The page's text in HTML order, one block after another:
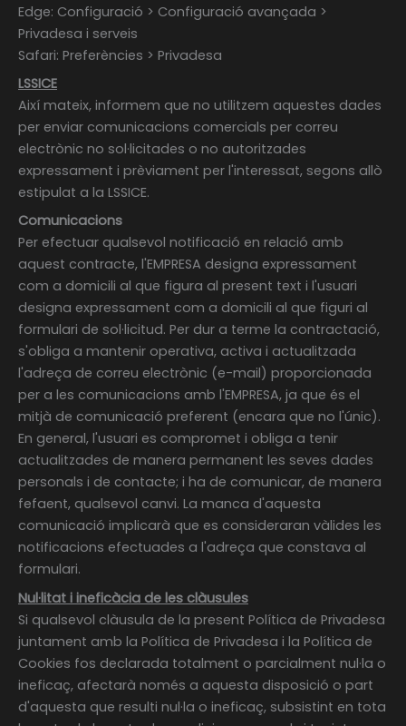
Edge: Configuració > Configuració avançada >
Privadesa i serveis
Safari: Preferències > Privadesa
LSSICE
Així mateix, informem que no utilitzem aquestes dades
per enviar comunicacions comercials per correu
electrònic no sol·licitades o no autoritzades
expressament i prèviament per l'interessat, segons allò
estipulat a la LSSICE.
Comunicacions
Per efectuar qualsevol notificació en relació amb
aquest contracte, l'EMPRESA designa expressament
com a domicili al que figura al present text i l'usuari
designa expressament com a domicili al que figuri al
formulari de sol·licitud. Per dur a terme la contractació,
s'obliga a mantenir operativa, activa i actualitzada
l'adreça de correu electrònic (e-mail) proporcionada
per a les comunicacions amb l'EMPRESA, ja que és el
mitjà de comunicació preferent (encara que no l'únic).
En general, l'usuari es compromet i obliga a tenir
actualitzades de manera permanent les seves dades
personals i de contacte; i ha de comunicar, de manera
fefaent, qualsevol canvi. La manca d'aquesta
comunicació implicarà que es consideraran vàlides les
notificacions efectuades a l'adreça que constava al
formulari.
Nul·litat i ineficàcia de les clàusules
Si qualsevol clàusula de la present Política de Privadesa
juntament amb la Política de Privadesa i la Política de
Cookies fos declarada totalment o parcialment nul·la o
ineficaç, afectarà només a aquesta disposició o part
d'aquesta que resulti nul·la o ineficaç, subsistint en tota